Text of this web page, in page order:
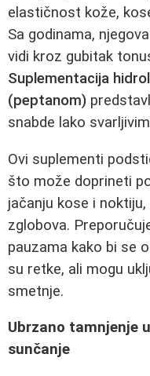
elastičnost kože,
Sa godinama,
vidi kroz gubitak
Suplementacija
(peptanom)
snabde lako
Ovi suplementi
što može doprineti
jačanju kose i
zglobova.
pauzama kako bi se
su retke, ali mogu
smetnje.
Ubrzano tamnjenje
sunčanje